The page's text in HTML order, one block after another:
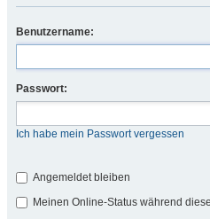
Benutzername:
Passwort:
Ich habe mein Passwort vergessen
Angemeldet bleiben
Meinen Online-Status während